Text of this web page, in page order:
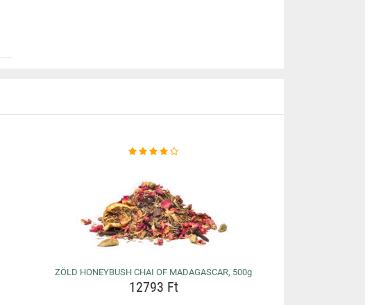
ZÖLD HONEYBUSH CHAI OF MADAGASCAR, 500g
12793 Ft